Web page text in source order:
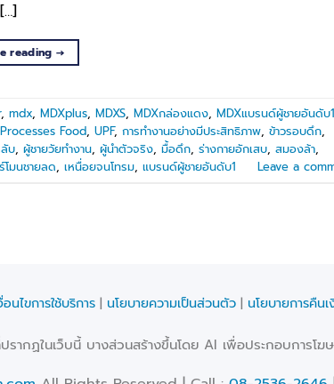
reading→
, mdx, MDXplus, MDXS, MDXกล่องแดง, MDXแบรนด์ผู้ชายอันดับ1
Food, UPF, การทำงานอย่างมีประสิทธิภาพ, ข้าวรอบดึก,
บ, ผู้ชายวัยทำงาน, ผู้นำตัวจริง, มื้อดึก, ร่างกายอักเสบ, สมองล้า,
โมนชายลด, เหนื่อยจนโทรม, แบรนด์ผู้ชายอันดับ1 Leave a
นไขการใช้บริการ | นโยบายความเป็นส่วนตัว | นโยบายการคืน
ากฏในเว็บนี้ บางส่วนสร้างขึ้นโดย AI เพื่อประกอบการโฆ